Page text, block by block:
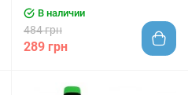
В наличии
484 грн
289 грн